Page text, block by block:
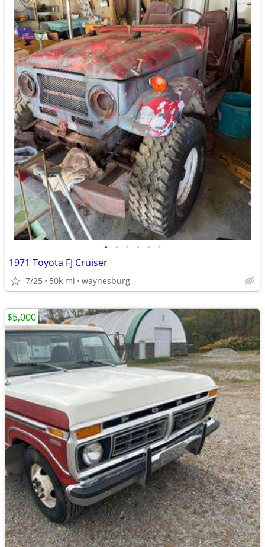
• • • • • •
1971 Toyota FJ Cruiser
7/25 50k mi waynesburg
$5,000